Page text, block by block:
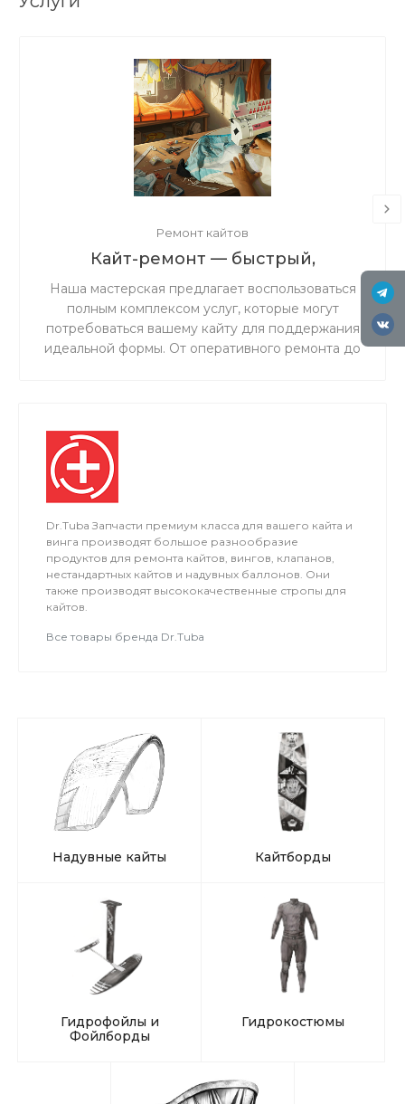
Ремонт кайтов
Кайт-ремонт — быстрый,
надёжный, с душой.
Наша мастерская предлагает воспользоваться
полным комплексом услуг, которые могут
потребоваться вашему кайту для поддержания
идеальной формы. От оперативного ремонта до
Dr.Tuba Запчасти премиум класса для вашего кайта и
винга производят большое разнообразие
продуктов для ремонта кайтов, вингов, клапанов,
нестандартных кайтов и надувных баллонов. Они
также производят высококачественные стропы для
кайтов.
Все товары бренда Dr.Tuba
Надувные кайты Кайтборды
Гидрофойлы и
Фойлборды
Гидрокостюмы